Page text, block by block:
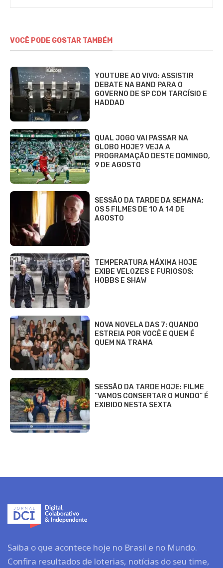
VOCÊ PODE GOSTAR TAMBÉM
YOUTUBE AO VIVO: ASSISTIR
DEBATE NA BAND PARA O
GOVERNO DE SP COM TARCÍSIO E
HADDAD
QUAL JOGO VAI PASSAR NA
GLOBO HOJE? VEJA A
PROGRAMAÇÃO DESTE DOMINGO,
9 DE AGOSTO
SESSÃO DA TARDE DA SEMANA:
OS 5 FILMES DE 10 A 14 DE
AGOSTO
TEMPERATURA MÁXIMA HOJE
EXIBE VELOZES E FURIOSOS:
HOBBS E SHAW
NOVA NOVELA DAS 7: QUANDO
ESTREIA POR VOCÊ E QUEM É
QUEM NA TRAMA
SESSÃO DA TARDE HOJE: FILME
“VAMOS CONSERTAR O MUNDO” É
EXIBIDO NESTA SEXTA
Saiba o que acontece hoje no Brasil e no Mundo.
Confira resultados de loterias, notícias do seu time,